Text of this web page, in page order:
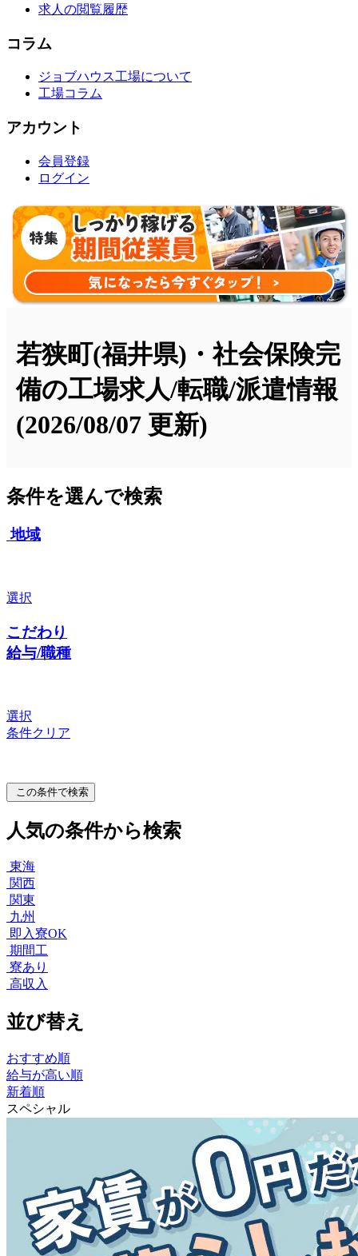
求人の閲覧履歴
コラム
ジョブハウス工場について
工場コラム
アカウント
会員登録
ログイン
若狭町(福井県)・社会保険完
備の工場求人/転職/派遣情報
(2026/08/07 更新)
条件を選んで検索
地域
選択
こだわり
給与/職種
選択
条件クリア
この条件で検索
人気の条件から検索
東海
関西
関東
九州
即入寮OK
期間工
寮あり
高収入
並び替え
おすすめ順
給与が高い順
新着順
スペシャル